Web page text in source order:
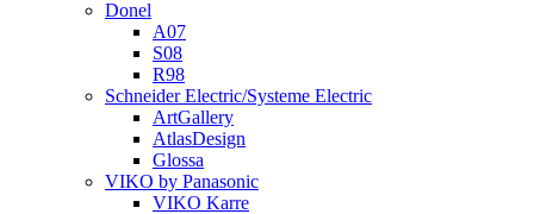
Donel
A07
S08
R98
Schneider Electric/Systeme Electric
ArtGallery
AtlasDesign
Glossa
VIKO by Panasonic
VIKO Karre